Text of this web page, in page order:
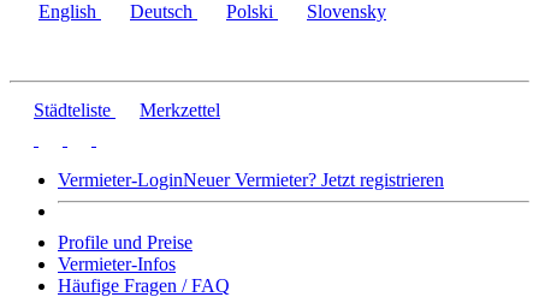
English Deutsch Polski Slovensky
Städteliste Merkzettel
Vermieter-LoginNeuer Vermieter? Jetzt registrieren
Profile und Preise
Vermieter-Infos
Häufige Fragen / FAQ